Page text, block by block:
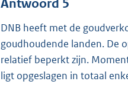
Antwoord 5
DNB heeft met de
goudhoudende landen. De
relatief beperkt zijn.
ligt opgeslagen in totaal